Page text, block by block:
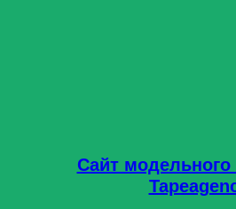
Сайт модельного